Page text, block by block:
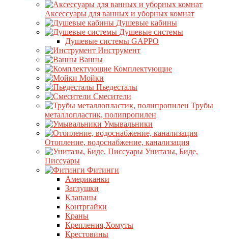
Аксессуары для ванных и уборных комнат
Душевые кабины
Душевые системы
Душевые системы GAPPO
Инструмент
Ванны
Комплектующие
Мойки
Пьедесталы
Смесители
Трубы
металлопластик, полипропилен
Умывальники
Отопление, водоснабжение, канализация
Унитазы, Биде,
Писсуары
Фитинги
Американки
Заглушки
Клапаны
Контргайки
Краны
Крепления,Хомуты
Крестовины